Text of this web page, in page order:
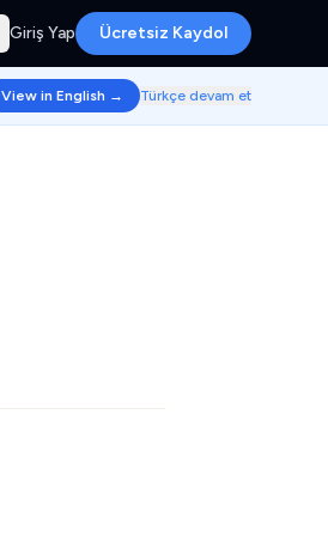
Giriş Yap Ücretsiz Kaydol
View in English → Türkçe devam et